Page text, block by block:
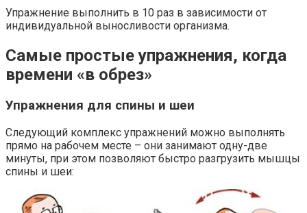
Упражнение выполнить в 10 раз в зависимости от
индивидуальной выносливости организма.
Самые простые упражнения, когда
времени «в обрез»
Упражнения для спины и шеи
Следующий комплекс упражнений можно выполнять
прямо на рабочем месте – они занимают одну-две
минуты, при этом позволяют быстро разгрузить мышцы
спины и шеи: